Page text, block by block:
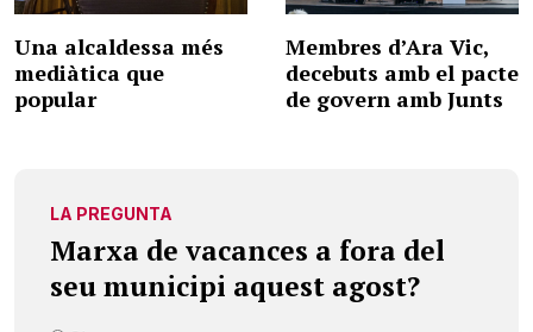
Una alcaldessa més
mediàtica que
popular
Membres d’Ara Vic,
decebuts amb el pacte
de govern amb Junts
LA PREGUNTA
Marxa de vacances a fora del
seu municipi aquest agost?